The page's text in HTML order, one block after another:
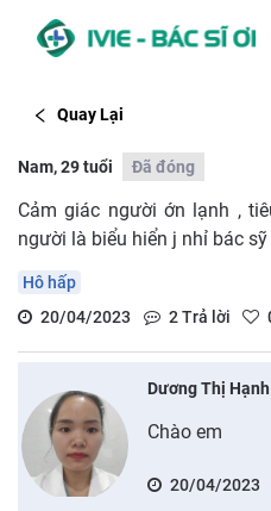
Quay Lại
Nam, 29 tuổi Đã đóng
Cảm giác người ớn lạnh ,
người là biểu hiển j nhỉ bác sỹ
Hô hấp
20/04/2023
2Trả lời
Dương Thị Hạnh
Chào em
20/04/2023